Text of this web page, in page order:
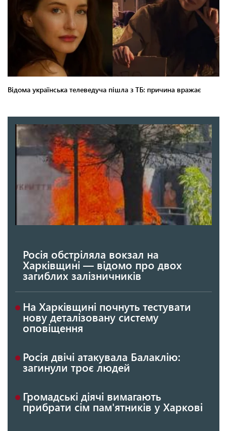
Росія обстріляла вокзал на
Харківщині — відомо про двох
загиблих залізничників
На Харківщині почнуть тестувати
нову деталізовану систему
оповіщення
Росія двічі атакувала Балаклію:
загинули троє людей
Громадські діячі вимагають
прибрати сім пам'ятників у Харкові